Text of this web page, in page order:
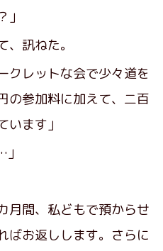
」
訊ねた。
クレットな会で少々道を
の参加料に加えて、二百
います」
月間、私どもで預からせ
ばお返しします。さらに